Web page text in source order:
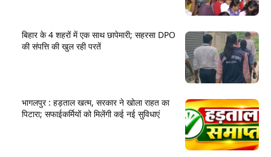
बिहार के 4 शहरों में एक साथ छापेमारी; सहरसा DPO
की संपत्ति की खुल रही परतें
भागलपुर : हड़ताल खत्म, सरकार ने खोला राहत का
पिटारा; सफाईकर्मियों को मिलेंगी कई नई सुविधाएं